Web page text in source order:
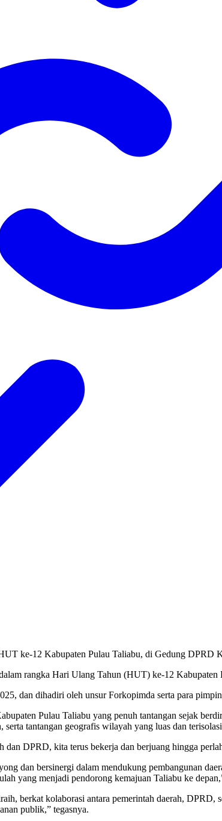
ke-12 Kabupaten Pulau Taliabu, di Gedung DPRD
rangka Hari Ulang Tahun (HUT) ke-12 Kabupaten
dan dihadiri oleh unsur Forkopimda serta para
Pulau Taliabu yang penuh tantangan sejak
serta tantangan geografis wilayah yang luas dan
dan DPRD, kita terus bekerja dan berjuang hingga
dan bersinergi dalam mendukung pembangunan
yang menjadi pendorong kemajuan Taliabu ke
berkat kolaborasi antara pemerintah daerah, DPRD,
publik,” tegasnya.